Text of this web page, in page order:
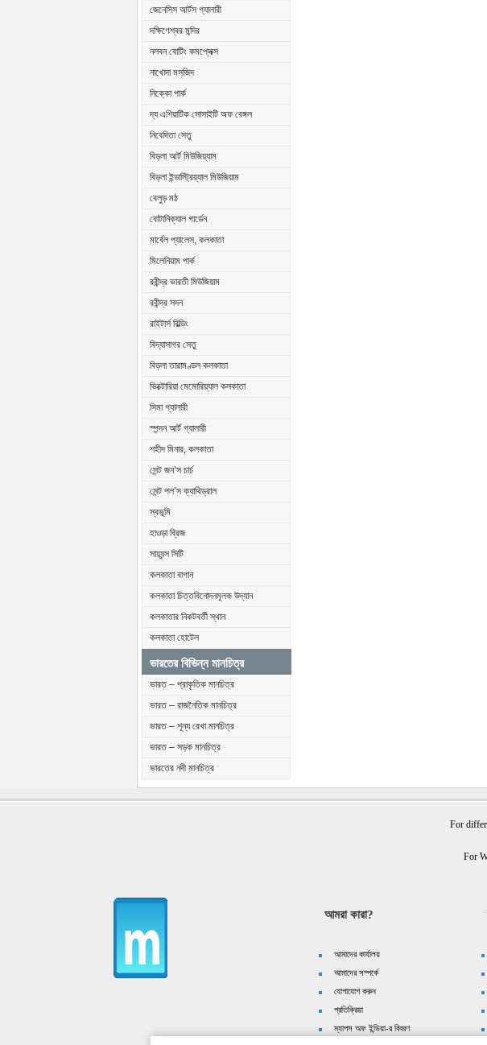
জেনেসিস আর্টস গ্যালারী
দক্ষিণেশ্বর মন্দির
নলবন বোটিং কমপ্লেক্স
নাখোদা মসজিদ
নিক্কো পার্ক
দ্য এশিয়াটিক সোসাইটি অফ বেঙ্গল
নিবেদিতা সেতু
বিড়লা আর্ট মিউজিয়্যাম
বিড়লা ইন্ডাস্ট্রিয়্যাল মিউজিয়াম
বেলুড় মঠ
বোটানিক্যাল গার্ডেন
মার্বেল প্যালেস, কলকাতা
মিলেনিয়াম পার্ক
রবীন্দ্র ভারতী মিউজিয়াম
রবীন্দ্র সদন
রাইটার্স বিল্ডিং
বিদ্যাসাগর সেতু
বিড়লা তারামণ্ডল কলকাতা
ভিক্টোরিয়া মেমোরিয়্যাল কলকাতা
সিমা গ্যালারী
স্পন্দন আর্ট গ্যালারী
শহীদ মিনার, কলকাতা
সেন্ট জন’স চার্চ
সেন্ট পল’স ক্যাথিড্রাল
স্বভূমি
হাওড়া ব্রিজ
সায়্যন্স সিটি
কলকাতা বাগান
কলকাতা চিত্তবিনোদনমূলক উদ্যান
কলকাতার নিকটবর্তী স্থান
কলকাতা হোটেল
ভারতের বিভিন্ন মানচিত্র
ভারত – প্রাকৃতিক মানচিত্র
ভারত – রাজনৈতিক মানচিত্র
ভারত – শূন্য রেখা মানচিত্র
ভারত – সড়ক মানচিত্র
ভারতের নদী মানচিত্র
For
For
আমরা কারা?
আমাদের কার্যালয়
আমাদের সম্পর্কে
যোগাযোগ করুন
প্রতিক্রিয়া
ম্যাপস অফ ইন্ডিয়া-র বিবরণ